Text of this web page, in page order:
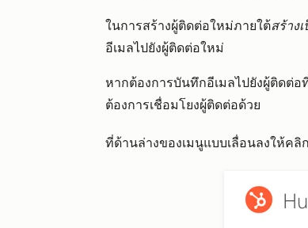
ในการสร้างผู้ติดต่อใหม่ภายใต้สร้าง
อีเมลไปยังผู้ติดต่อใหม่
หากต้องการบันทึกอีเมลไปยังผู้ติดต่อ
ต้องการเชื่อมโยงผู้ติดต่อด้วย
ที่ด้านล่างของเมนูแบบเลื่อนลงให้คลิก